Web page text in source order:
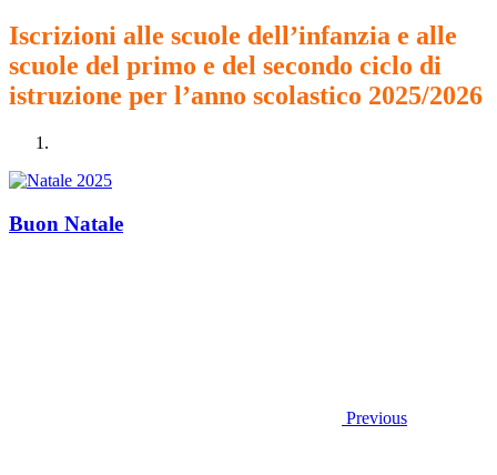
Iscrizioni alle scuole dell’infanzia e alle
scuole del primo e del secondo ciclo di
istruzione per l’anno scolastico 2025/2026
Buon Natale
Previous